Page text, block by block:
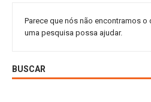
Parece que nós não encontramos o
uma pesquisa possa ajudar.
BUSCAR